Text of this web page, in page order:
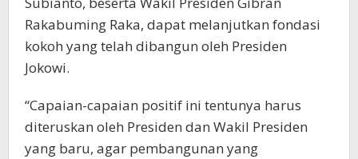
Rakabuming Raka, dapat melanjutkan fondasi
kokoh yang telah dibangun oleh Presiden
Jokowi.
“Capaian-capaian positif ini tentunya harus
diteruskan oleh Presiden dan Wakil Presiden
yang baru, agar pembangunan yang